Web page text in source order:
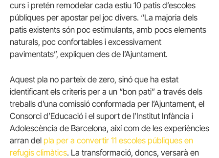
curs i pretén remodelar cada estiu 10 patis d’escoles
públiques per apostar pel joc divers. “La majoria dels
patis existents són poc estimulants, amb pocs elements
naturals, poc confortables i excessivament
pavimentats”, expliquen des de l’Ajuntament.
Aquest pla no parteix de zero, sinó que ha estat
identificant els criteris per a un “bon pati” a través dels
treballs d’una comissió conformada per l’Ajuntament, el
Consorci d’Educació i el suport de l’Institut Infància i
Adolescència de Barcelona, així com de les experiències
arran del pla per a convertir 11 escoles públiques en
refugis climàtics. La transformació, doncs, versarà en